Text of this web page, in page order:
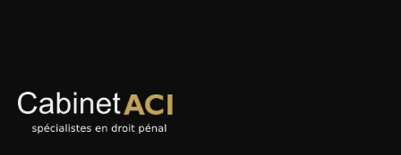
Fondements de la
criminologie
15 juillet 2015